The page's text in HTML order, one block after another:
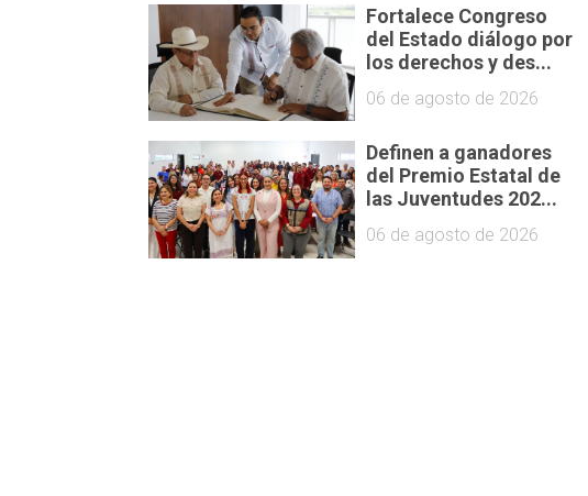
Fortalece Congreso
del Estado diálogo por
los derechos y des...
06 de agosto de 2026
Definen a ganadores
del Premio Estatal de
las Juventudes 202...
06 de agosto de 2026